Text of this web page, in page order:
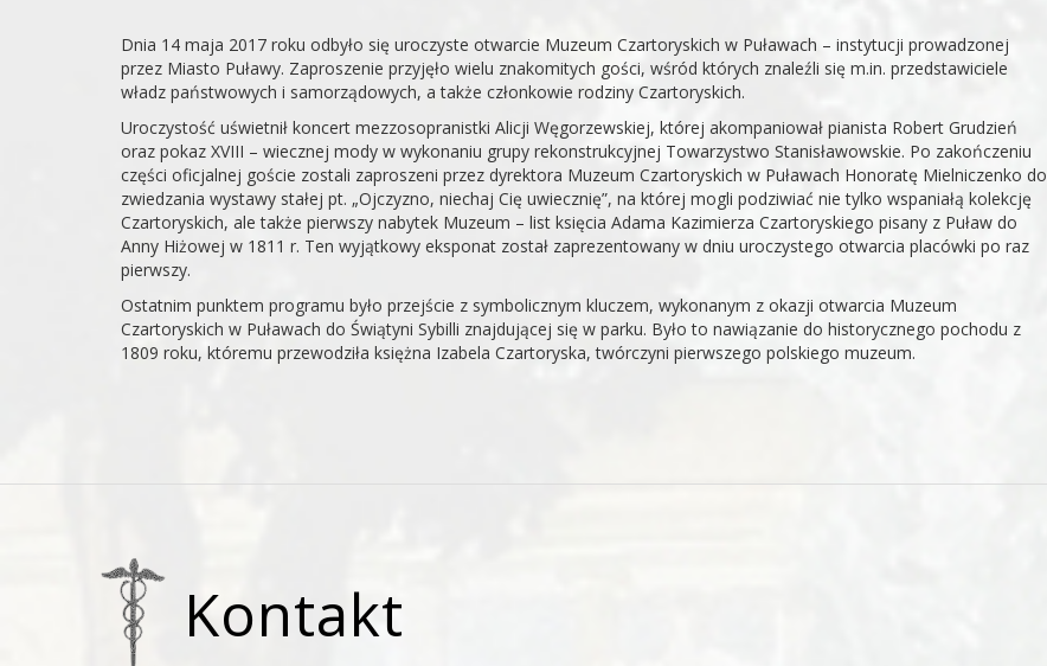
Dnia 14 maja 2017 roku odbyło się uroczyste otwarcie Muzeum Czartoryskich w Puławach – instytucji prowadzonej
przez Miasto Puławy. Zaproszenie przyjęło wielu znakomitych gości, wśród których znaleźli się m.in. przedstawiciele
władz państwowych i samorządowych, a także członkowie rodziny Czartoryskich.
Uroczystość uświetnił koncert mezzosopranistki Alicji Węgorzewskiej, której akompaniował pianista Robert Grudzień
oraz pokaz XVIII – wiecznej mody w wykonaniu grupy rekonstrukcyjnej Towarzystwo Stanisławowskie. Po zakończeniu
części oficjalnej goście zostali zaproszeni przez dyrektora Muzeum Czartoryskich w Puławach Honoratę Mielniczenko do
zwiedzania wystawy stałej pt. „Ojczyzno, niechaj Cię uwiecznię”, na której mogli podziwiać nie tylko wspaniałą kolekcję
Czartoryskich, ale także pierwszy nabytek Muzeum – list księcia Adama Kazimierza Czartoryskiego pisany z Puław do
Anny Hiżowej w 1811 r. Ten wyjątkowy eksponat został zaprezentowany w dniu uroczystego otwarcia placówki po raz
pierwszy.
Ostatnim punktem programu było przejście z symbolicznym kluczem, wykonanym z okazji otwarcia Muzeum
Czartoryskich w Puławach do Świątyni Sybilli znajdującej się w parku. Było to nawiązanie do historycznego pochodu z
1809 roku, któremu przewodziła księżna Izabela Czartoryska, twórczyni pierwszego polskiego muzeum.
Kontakt